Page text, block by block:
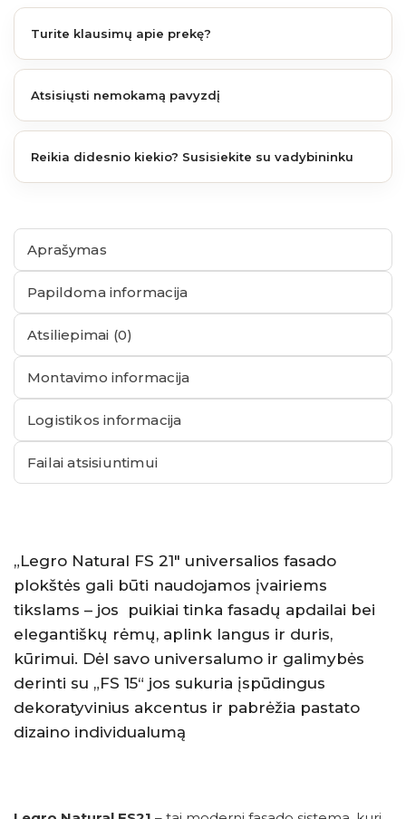
Turite klausimų apie prekę?
Atsisiųsti nemokamą pavyzdį
Reikia didesnio kiekio? Susisiekite su vadybininku
Aprašymas
Papildoma informacija
Atsiliepimai (0)
Montavimo informacija
Logistikos informacija
Failai atsisiuntimui
„Legro Natural FS 21″ universalios fasado
plokštės gali būti naudojamos įvairiems
tikslams – jos puikiai tinka fasadų apdailai bei
elegantiškų rėmų, aplink langus ir duris,
kūrimui. Dėl savo universalumo ir galimybės
derinti su „FS 15“ jos sukuria įspūdingus
dekoratyvinius akcentus ir pabrėžia pastato
dizaino individualumą